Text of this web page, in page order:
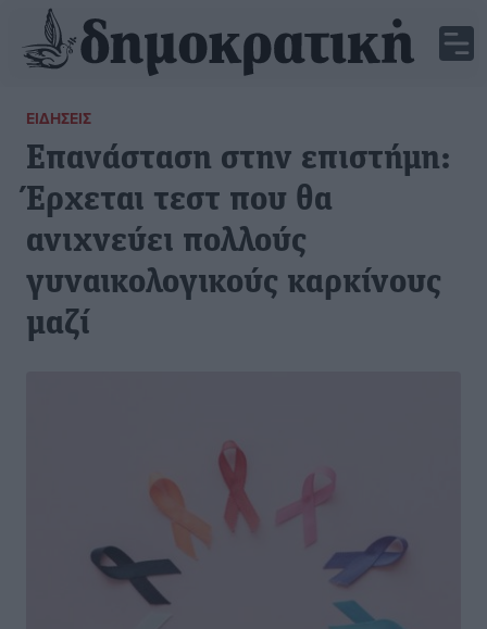
ΕΙΔΉΣΕΙΣ
Επανάσταση στην επιστήμη:
Έρχεται τεστ που θα
ανιχνεύει πολλούς
γυναικολογικούς καρκίνους
μαζί